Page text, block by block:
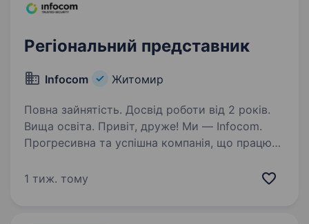
Регіональний представник
Infocom Житомир
Повна зайнятість. Досвід роботи від 2 років.
Вища освіта. Привіт, друже! Ми — Infocom.
Прогресивна та успішна компанія, що працює
роки. Наша команда — це найкрутіші
1 тиж. тому